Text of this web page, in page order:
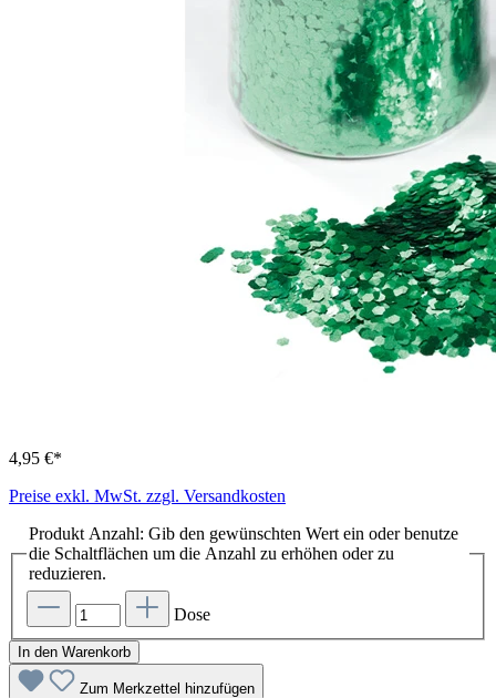
4,95 €*
Preise exkl. MwSt. zzgl. Versandkosten
Produkt Anzahl: Gib den gewünschten Wert ein oder benutze
die Schaltflächen um die Anzahl zu erhöhen oder zu
reduzieren.
Dose
In den Warenkorb
Zum Merkzettel hinzufügen